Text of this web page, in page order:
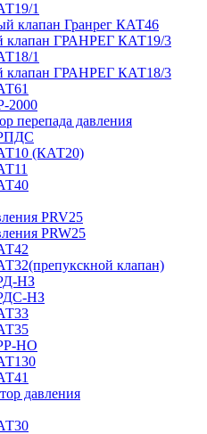
1
клапан Гранрег КАТ46
клапан ГРАНРЕГ КАТ19/3
1
клапан ГРАНРЕГ КАТ18/3
2000
перепада давления
(КАТ20)
PRV25
PRW25
клапан)
НЗ
НЗ
НО
давления